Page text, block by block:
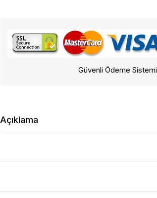
Güvenli Ödeme Sistemi
Açıklama